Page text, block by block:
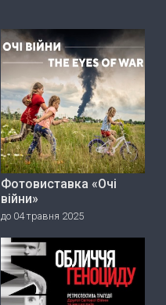
Фотовиставка «Очі
війни»
до 04 травня 2025